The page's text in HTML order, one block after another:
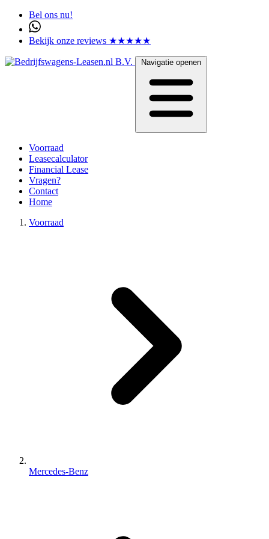
Bel ons nu!
Bekijk onze reviews ★★★★★
Navigatie openen
Voorraad
Leasecalculator
Financial Lease
Vragen?
Contact
Home
Voorraad
Mercedes-Benz